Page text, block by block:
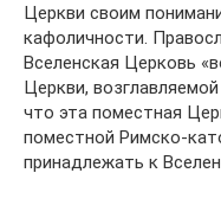
Церкви своим
кафоличности.
Вселенская Церковь
Церкви,
что эта поместная
поместной Римско-
принадлежать к